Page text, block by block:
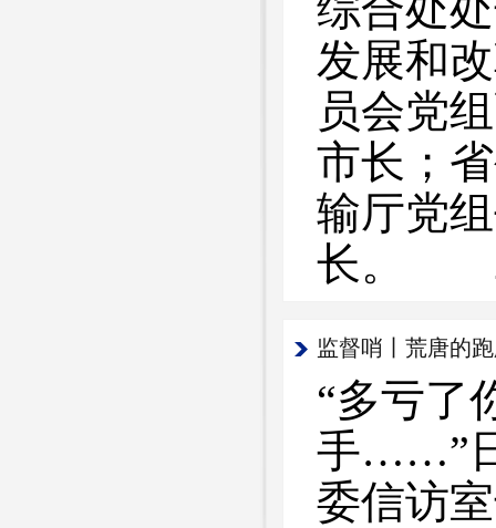
综合处
发展和
员会党
市长；
输厅党
长。
监督哨丨荒唐的
“多亏了
手……”
委信访